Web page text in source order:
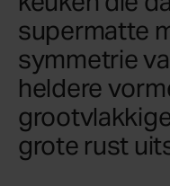
supermatte
symmetrie
heldere
grote rust